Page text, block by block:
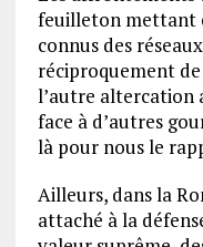
feuilleton mettant
connus des
réciproquement
l’autre altercation
face à d’autres
là pour nous le
Ailleurs, dans la
attaché à la